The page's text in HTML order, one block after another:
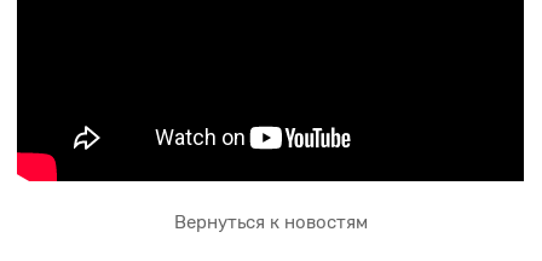
Вернуться к новостям